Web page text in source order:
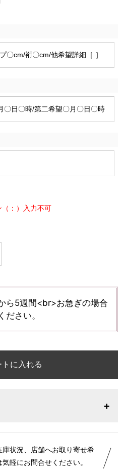
：）入力不可
ら5週間<br>お急ぎの場合
ださい。
トに入れる
ンオーダーは、お客様のお声か
法に変更いたしました。変更点
状況、店舗へお取り寄せ希
軽にお問合せください。